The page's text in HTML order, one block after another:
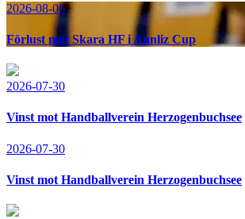
2026-08-06
Förlust mot Skara HF i Annliz Cup
2026-07-30
Vinst mot Handballverein Herzogenbuchsee
2026-07-30
Vinst mot Handballverein Herzogenbuchsee